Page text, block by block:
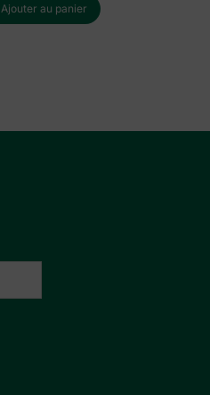
Ajouter au panier